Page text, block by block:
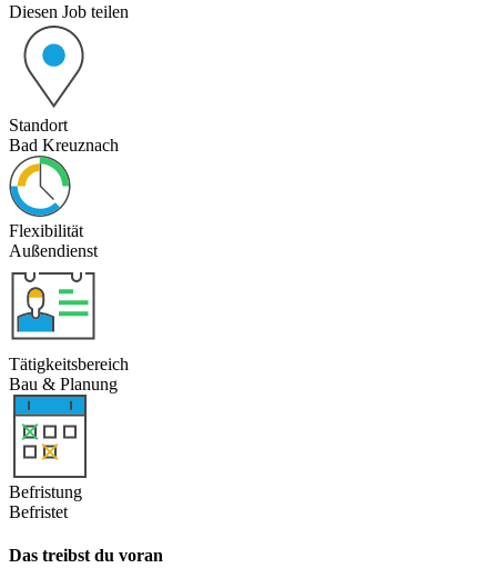
Diesen Job teilen
Standort
Bad Kreuznach
Flexibilität
Außendienst
Tätigkeitsbereich
Bau & Planung
Befristung
Befristet
Das treibst du voran